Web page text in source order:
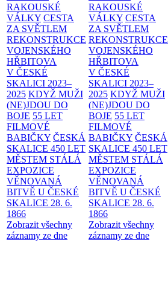
RAKOUSKÉ
VÁLKY CESTA
ZA SVĚTLEM
REKONSTRUKCE
VOJENSKÉHO
HŘBITOVA
V ČESKÉ
SKALICI 2023–
2025 KDYŽ MUŽI
(NE)JDOU DO
BOJE 55 LET
FILMOVÉ
BABIČKY ČESKÁ
SKALICE 450 LET
MĚSTEM STÁLÁ
EXPOZICE
VĚNOVANÁ
BITVĚ U ČESKÉ
SKALICE 28. 6.
1866
Zobrazit všechny
záznamy ze dne
RAKOUSKÉ
VÁLKY CESTA
ZA SVĚTLEM
REKONSTRUKCE
VOJENSKÉHO
HŘBITOVA
V ČESKÉ
SKALICI 2023–
2025 KDYŽ MUŽI
(NE)JDOU DO
BOJE 55 LET
FILMOVÉ
BABIČKY ČESKÁ
SKALICE 450 LET
MĚSTEM STÁLÁ
EXPOZICE
VĚNOVANÁ
BITVĚ U ČESKÉ
SKALICE 28. 6.
1866
Zobrazit všechny
záznamy ze dne